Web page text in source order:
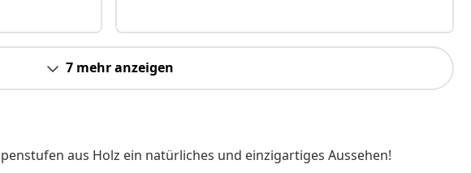
7 mehr anzeigen
aus Holz ein natürliches und einzigartiges Aussehen!